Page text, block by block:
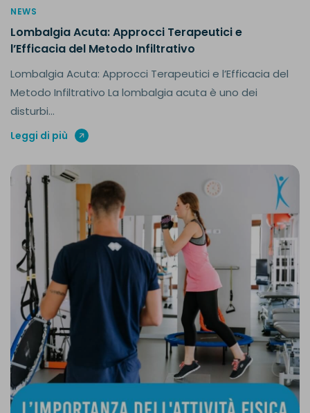
NEWS
Lombalgia Acuta: Approcci Terapeutici e
l’Efficacia del Metodo Infiltrativo
Lombalgia Acuta: Approcci Terapeutici e l’Efficacia del
Metodo Infiltrativo La lombalgia acuta è uno dei
disturbi...
Leggi di più